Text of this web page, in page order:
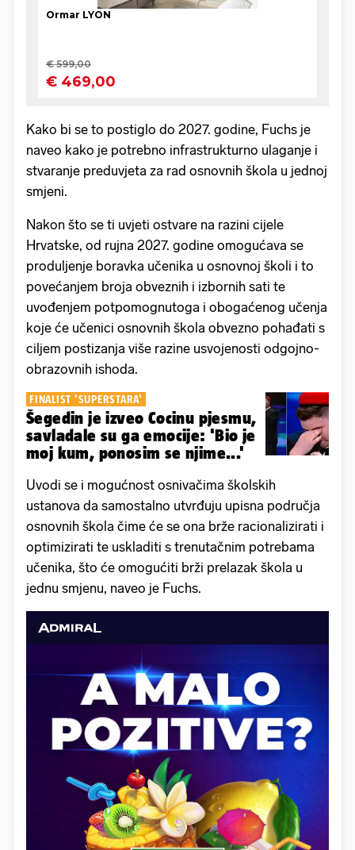
Kako bi se to postiglo do 2027. godine, Fuchs je
naveo kako je potrebno infrastrukturno ulaganje i
stvaranje preduvjeta za rad osnovnih škola u jednoj
smjeni.
Nakon što se ti uvjeti ostvare na razini cijele
Hrvatske, od rujna 2027. godine omogućava se
produljenje boravka učenika u osnovnoj školi i to
povećanjem broja obveznih i izbornih sati te
uvođenjem potpomognutoga i obogaćenog učenja
koje će učenici osnovnih škola obvezno pohađati s
ciljem postizanja više razine usvojenosti odgojno-
obrazovnih ishoda.
FINALIST 'SUPERSTARA'
Šegedin je izveo Cocinu pjesmu,
savladale su ga emocije: 'Bio je
moj kum, ponosim se njime...'
Uvodi se i mogućnost osnivačima školskih
ustanova da samostalno utvrđuju upisna područja
osnovnih škola čime će se ona brže racionalizirati i
optimizirati te uskladiti s trenutačnim potrebama
učenika, što će omogućiti brži prelazak škola u
jednu smjenu, naveo je Fuchs.